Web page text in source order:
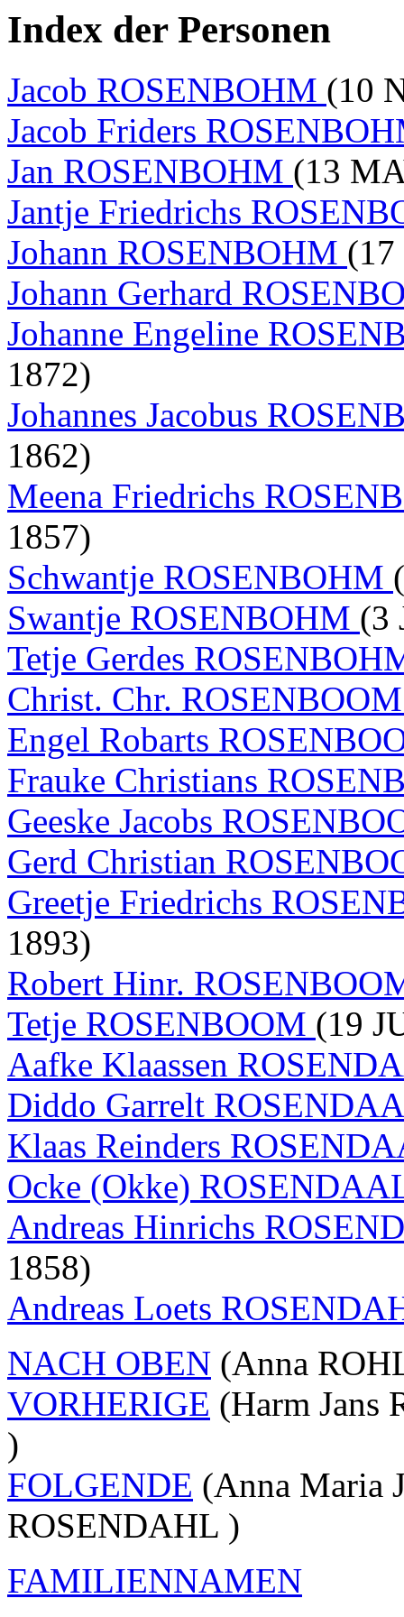
Index der Personen
Jacob ROSENBOHM (10
Jacob Friders
Jan ROSENBOHM (13
Jantje Friedrichs
Johann ROSENBOHM (17
Johann Gerhard
Johanne Engeline
1872)
Johannes Jacobus
1862)
Meena Friedrichs
1857)
Schwantje ROSENBOHM
Swantje ROSENBOHM (3
Tetje Gerdes
Christ. Chr.
Engel Robarts
Frauke Christians
Geeske Jacobs
Gerd Christian
Greetje Friedrichs
1893)
Robert Hinr.
Tetje ROSENBOOM (19
Aafke Klaassen
Diddo Garrelt
Klaas Reinders
Ocke (Okke)
Andreas Hinrichs
1858)
Andreas Loets
NACH OBEN (Anna
VORHERIGE (Harm Jans
)
FOLGENDE (Anna Maria
ROSENDAHL )
FAMILIENNAMEN